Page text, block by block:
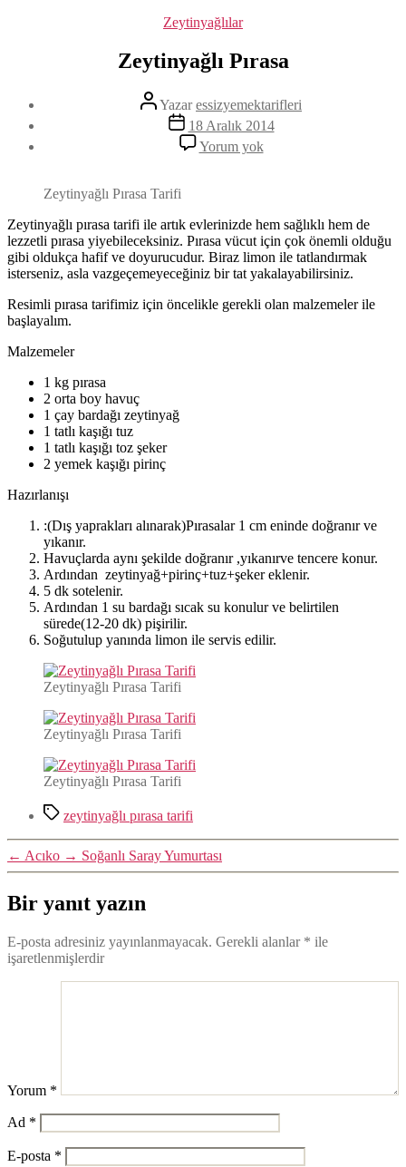
Kategoriler
Zeytinyağlılar
Zeytinyağlı Pırasa
Yazının
yazarı
Yazaressizyemektarifleri
Yazı
tarihi
18 Aralık 2014
Yorum yokZeytinyağlı
Pırasa
Zeytinyağlı Pırasa Tarifi
Zeytinyağlı pırasa tarifi ile artık evlerinizde hem sağlıklı hem de
lezzetli pırasa yiyebileceksiniz. Pırasa vücut için çok önemli olduğu
gibi oldukça hafif ve doyurucudur. Biraz limon ile tatlandırmak
isterseniz, asla vazgeçemeyeceğiniz bir tat yakalayabilirsiniz.
Resimli pırasa tarifimiz için öncelikle gerekli olan malzemeler ile
başlayalım.
Malzemeler
1 kg pırasa
2 orta boy havuç
1 çay bardağı zeytinyağ
1 tatlı kaşığı tuz
1 tatlı kaşığı toz şeker
2 yemek kaşığı pirinç
Hazırlanışı
:(Dış yaprakları alınarak)Pırasalar 1 cm eninde doğranır ve
yıkanır.
Havuçlarda aynı şekilde doğranır ,yıkanırve tencere konur.
Ardından zeytinyağ+pirinç+tuz+şeker eklenir.
5 dk sotelenir.
Ardından 1 su bardağı sıcak su konulur ve belirtilen
sürede(12-20 dk) pişirilir.
Soğutulup yanında limon ile servis edilir.
Zeytinyağlı Pırasa Tarifi
Zeytinyağlı Pırasa Tarifi
Zeytinyağlı Pırasa Tarifi
Etiketler
zeytinyağlı pırasa tarifi
← Acıko → Soğanlı Saray Yumurtası
Bir yanıt yazın
E-posta adresiniz yayınlanmayacak. Gerekli alanlar * ile
işaretlenmişlerdir
Yorum *
Ad *
E-posta *